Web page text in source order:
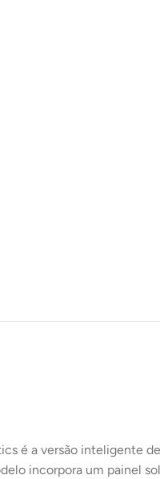
é a versão inteligente
incorpora um painel